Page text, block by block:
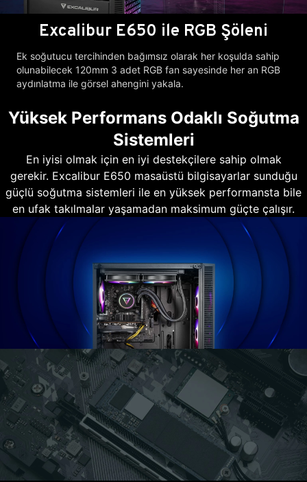
Excalibur E650 ile RGB Şöleni
Ek soğutucu tercihinden bağımsız olarak her koşulda sahip
olunabilecek 120mm 3 adet RGB fan sayesinde her an RGB
aydınlatma ile görsel ahengini yakala.
Yüksek Performans Odaklı Soğutma
Sistemleri
En iyisi olmak için en iyi destekçilere sahip olmak
gerekir. Excalibur E650 masaüstü bilgisayarlar sunduğu
güçlü soğutma sistemleri ile en yüksek performansta bile
en ufak takılmalar yaşamadan maksimum güçte çalışır.